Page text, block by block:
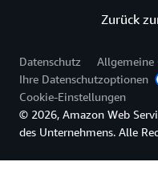
Zurück
Datenschutz
Allgemeine
Ihre Datenschutzoptionen
Cookie-Einstellungen
© 2026, Amazon Web
des Unternehmens. Alle